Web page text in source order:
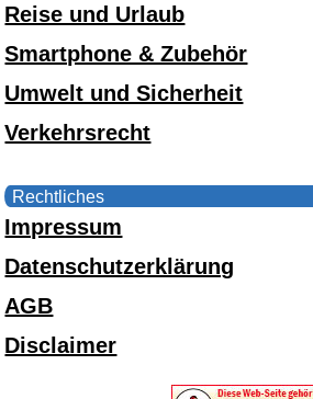
Reise und Urlaub
Smartphone & Zubehör
Umwelt und Sicherheit
Verkehrsrecht
Rechtliches
Impressum
Datenschutzerklärung
AGB
Disclaimer